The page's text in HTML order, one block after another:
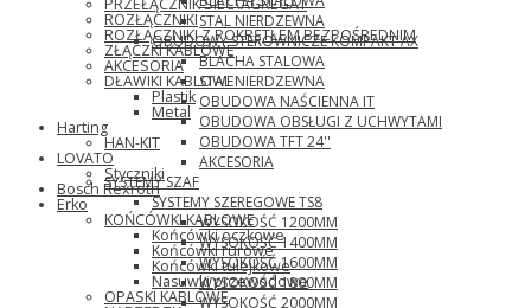
STAL NIERDZEWNA
OBUDOWY STEROWNICZE KOMPAKT AX
BLACHA STALOWA
STAL NIERDZEWNA
OBUDOWA NAŚCIENNA IT
OBUDOWA OBSŁUGI Z UCHWYTAMI
OBUDOWA TFT 24''
AKCESORIA
SYSTEMY SZAF
SYSTEMY SZEREGOWE TS8
WYSOKOŚĆ 1200MM
WYSOKOŚĆ 1400MM
WYSOKOŚĆ 1600MM
WYSOKOŚĆ 1800MM
WYSOKOŚĆ 2000MM
PRZEŁĄCZNIK SIEĆ\AGREGAT
ROZŁĄCZNIKI
ROZŁĄCZNIKI Z POKRĘTŁEM BEZPOŚREDNIM
ZŁĄCZKI KABLOWE
AKCESORIA
DŁAWIKI KABLOWE
Plastik
Metal
Harting
HAN-KIT
LOVATO
Styczniki
Bosch Rexroth
Erko
KOŃCÓWKI KABLOWE
Końcówki oczkowe
Końcówki rurowe
Końcówki tulejkowe
Nasuwki przewodowe
OPASKI KABLOWE